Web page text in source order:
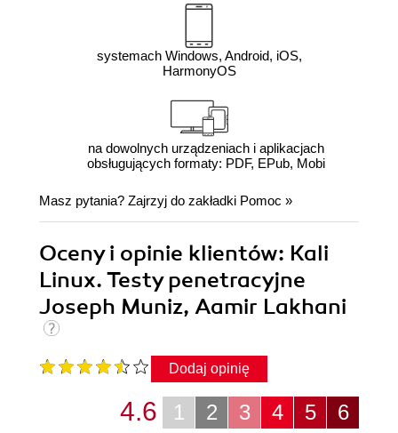
systemach Windows, Android, iOS,
HarmonyOS
na dowolnych urządzeniach i aplikacjach
obsługujących formaty: PDF, EPub, Mobi
Masz pytania? Zajrzyj do zakładki Pomoc »
Oceny i opinie klientów: Kali
Linux. Testy penetracyjne
Joseph Muniz, Aamir Lakhani
Dodaj opinię
6
5
4
3
2
1
4.6